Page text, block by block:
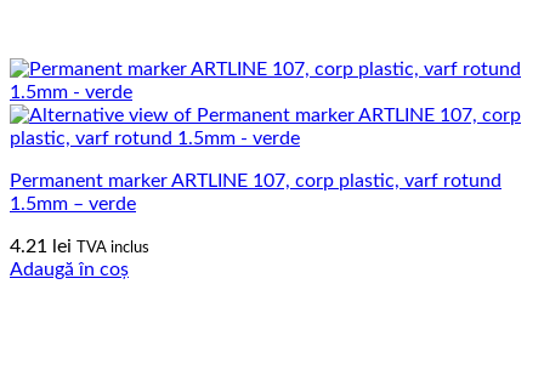
Permanent marker ARTLINE 107, corp plastic, varf rotund
1.5mm – verde
4.21 lei TVA inclus
Adaugă în coș